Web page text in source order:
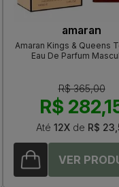
amaran
Amaran Kings & Queens
Eau De Parfum
R$ 365,00
R$
Até 12X de R$